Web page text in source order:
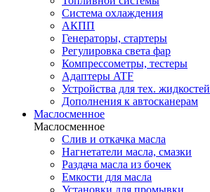
Система охлаждения
АКПП
Генераторы, стартеры
Регулировка света фар
Компрессометры, тестеры
Адаптеры ATF
Устройства для тех. жидкостей
Дополнения к автосканерам
Маслосменное
Маслосменное
Слив и откачка масла
Нагнетатели масла, смазки
Раздача масла из бочек
Емкости для масла
Установки для промывки